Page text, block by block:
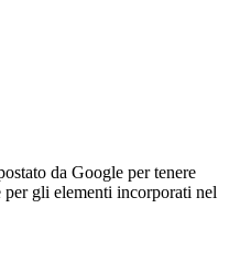
da Google per tenere
per gli elementi incorporati nel